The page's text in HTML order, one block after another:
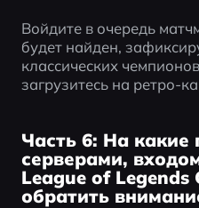
Войдите в очередь
будет найден,
классических
загрузитесь на ретро-
Часть 6: На какие
серверами,
League of Legends
обратить